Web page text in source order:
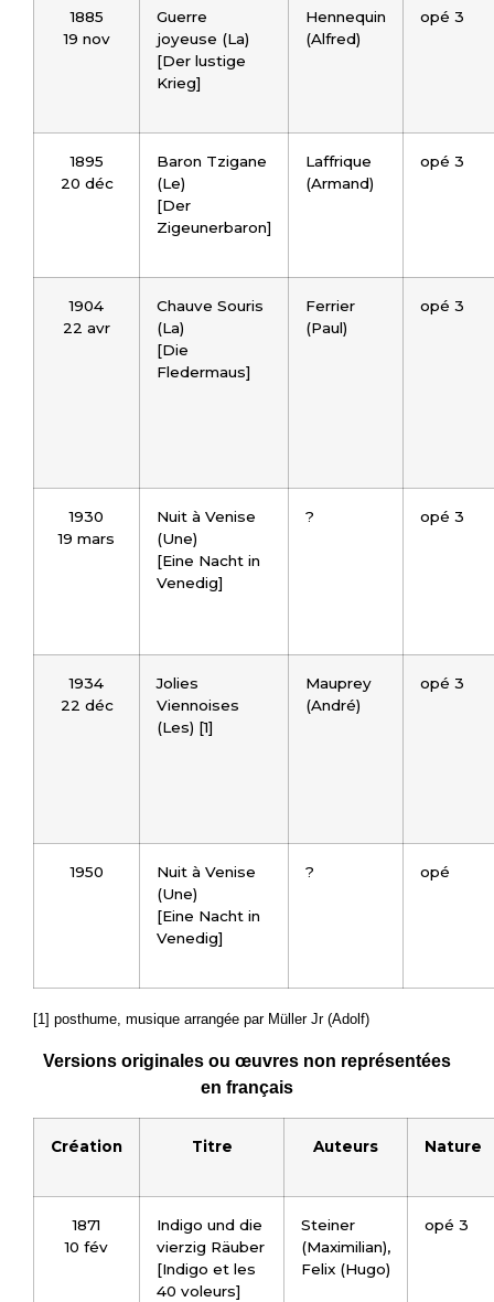
1885
19 nov
Guerre
joyeuse (La)
[Der lustige
Krieg]
Hennequin
(Alfred)
opé 3
1895
20 déc
Baron Tzigane
(Le)
[Der
Zigeunerbaron]
Laffrique
(Armand)
opé 3
1904
22 avr
Chauve Souris
(La)
[Die
Fledermaus]
Ferrier
(Paul)
opé 3
1930
19 mars
Nuit à Venise
(Une)
[Eine Nacht in
Venedig]
? opé 3
1934
22 déc
Jolies
Viennoises
(Les) [1]
Mauprey
(André)
opé 3
1950
Nuit à Venise
(Une)
[Eine Nacht in
Venedig]
? opé
[1] posthume, musique arrangée par Müller Jr (Adolf)
Versions originales ou œuvres non représentées
en français
Création Titre Auteurs Nature
1871
10 fév
Indigo und die
vierzig Räuber
[Indigo et les
40 voleurs]
Steiner
(Maximilian),
Felix (Hugo)
opé 3